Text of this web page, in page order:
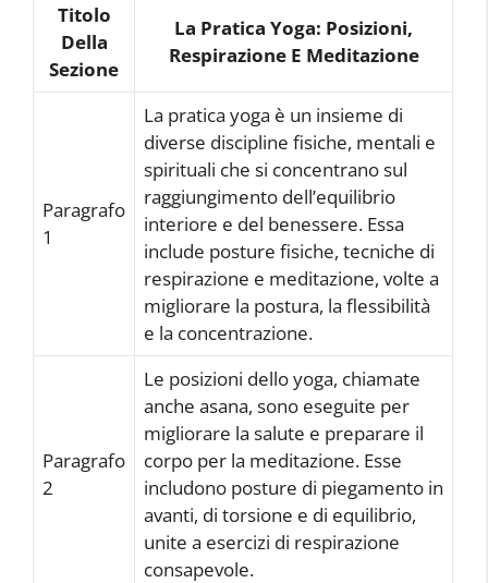
Titolo
Della
Sezione
La Pratica Yoga: Posizioni,
Respirazione E Meditazione
Paragrafo
1
La pratica yoga è un insieme di
diverse discipline fisiche, mentali e
spirituali che si concentrano sul
raggiungimento dell’equilibrio
interiore e del benessere. Essa
include posture fisiche, tecniche di
respirazione e meditazione, volte a
migliorare la postura, la flessibilità
e la concentrazione.
Paragrafo
2
Le posizioni dello yoga, chiamate
anche asana, sono eseguite per
migliorare la salute e preparare il
corpo per la meditazione. Esse
includono posture di piegamento in
avanti, di torsione e di equilibrio,
unite a esercizi di respirazione
consapevole.